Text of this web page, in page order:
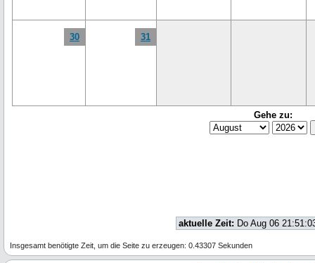
30 31
Gehe zu:
aktuelle Zeit: Do Aug 06
Insgesamt benötigte Zeit, um die Seite zu erzeugen: 0.43307 Sekunden